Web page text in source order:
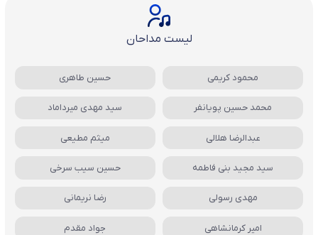
لیست مداحان
محمود کریمی حسین طاهری
محمد حسین پویانفر سید مهدی میرداماد
عبدالرضا هلالی میثم مطیعی
سید مجید بنی فاطمه حسین سیب سرخی
مهدی رسولی رضا نریمانی
امیر کرمانشاهی جواد مقدم